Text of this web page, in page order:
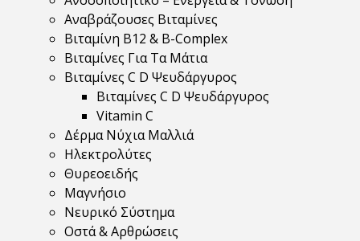
Αναβράζουσες Βιταμίνες
Βιταμίνη B12 & Β-Complex
Βιταμίνες Για Τα Μάτια
Βιταμίνες C D Ψευδάργυρος
Βιταμίνες C D Ψευδάργυρος
Vitamin C
Δέρμα Νύχια Μαλλιά
Ηλεκτρολύτες
Θυρεοειδής
Μαγνήσιο
Νευρικό Σύστημα
Οστά & Αρθρώσεις